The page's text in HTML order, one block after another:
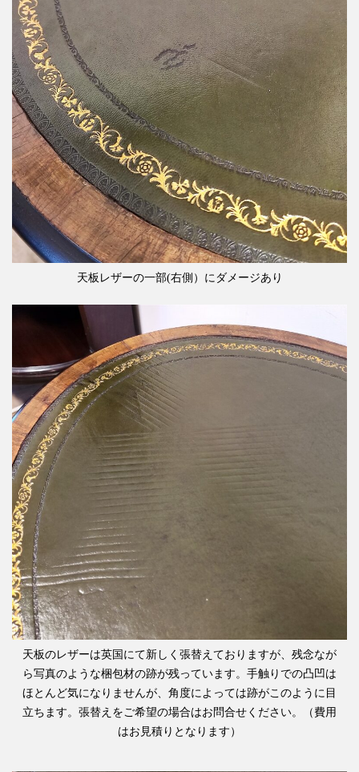
天板レザーの一部(右側）にダメージあり
天板のレザーは英国にて新しく張替えておりますが、残念なが
ら写真のような梱包材の跡が残っています。手触りでの凸凹は
ほとんど気になりませんが、角度によっては跡がこのように目
立ちます。張替えをご希望の場合はお問合せください。（費用
はお見積りとなります）